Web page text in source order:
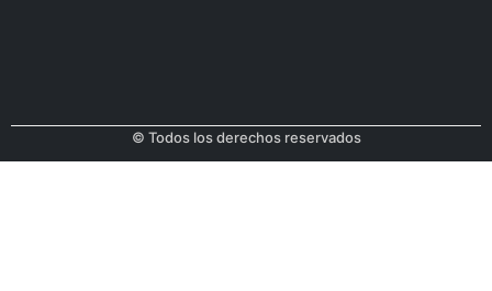
© Todos los derechos reservados